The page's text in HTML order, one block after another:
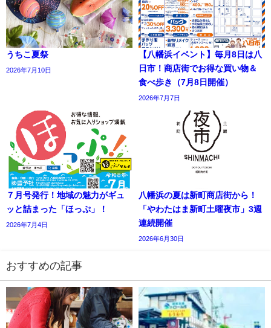
うちこ夏祭
2026年7月10日
【八幡浜イベント】毎月8日は八
日市！商店街でお得な買い物＆
食べ歩き（7月8日開催）
2026年7月7日
７月号発行！地域の魅力がギュ
ッと詰まった「ほっぷ」！
2026年7月4日
八幡浜の夏は新町商店街から！
「やわたはま新町土曜夜市」3週
連続開催
2026年6月30日
おすすめの記事